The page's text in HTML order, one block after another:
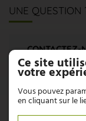
UNE QUESTION
CONTACTEZ-
N'hésitez pas,
interrogations :
05 53 58 94 66
Ce site
votre
Vous pouvez
en cliquant sur le